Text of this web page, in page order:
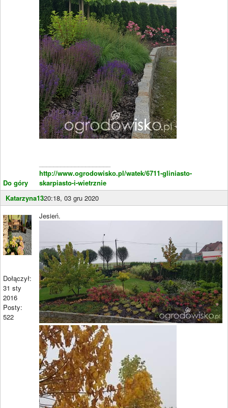
Do góry
http://www.ogrodowisko.pl/watek/6711-gliniasto-
skarpiasto-i-wietrznie
Katarzyna1320:18, 03 gru 2020
Dołączył:
31 sty
2016
Posty:
522
Jesień.